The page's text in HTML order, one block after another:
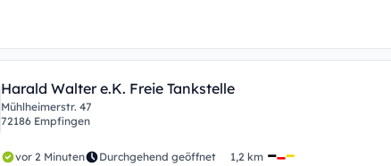
Harald Walter e.K. Freie Tankstelle
Mühlheimerstr. 47
72186 Empfingen
vor 2 Minuten Durchgehend geöffnet 1,2 km